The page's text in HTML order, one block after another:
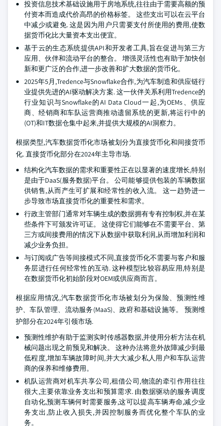
投资信息技术基础设施用于房地系统,往往由于需要高额的预
付资本而造成代价高昂的价格标签。 这些支出可以在云平台
中减少或避免. 这是因为用户只需要支付所使用的费用,使数
据货币化比大量资本支出便宜。
基于云的生态系统提供API和开发者工具,旨在促进与第三方
应用、伙伴和流动平台的整合。 增强灵活性也有助于加快创
新和更广泛的合作,进一步改善和扩大数据的货币化。
2025年5月,Tredence与Snowflake合作,为汽车制造和供应链行
业提供先进的AI驱动解决方案. 这一伙伴关系利用Tredence的
行业知识与Snowflake的AI Data Cloud一起,为OEMs、供应
商、经销商和车队运营商推动遗留系统的更新,将运行中的
(OT)和IT数据仓集中起来,并提供大规模的AI洞察力。
根据类型,汽车数据货币化市场被划分为直接货币化和间接货币
化. 直接货币化部分在2024年主导市场.
结构化汽车数据的需求和重要性正在以显著的速度增长,特别
是由于DaaS(服务数据)平台。 公司能够提供包装的车辆数据
供销售,从而产生可扩展和经常性的收入流。 这一趋势进一
步导致市场直接货币化的重要性和需求。
行政主管部门通常对车辆生成的数据拥有专有控制权,并在某
些条件下可颁发许可证。 这使得它们能够在不需要平台、第
三方或间接费用的情况下从数据中获取利润,从而增加利润和
减少业务负担。
与订阅或广告等间接模式不同,直接货币化不需要与客户和服
务层进行任何经常性的互动. 这种模型比较容易应用,特别是
在数据货币化初始阶段对OEM或供应商而言。
根据应用情况,汽车数据货币化市场被划分为保险、预测性维
护、车队管理、流动服务(MaaS)、政府和基础设施等。 预测维
护部分在2024年引领市场.
预测性维护有助于监测实时传感器数据,并使用分析方法在机
械问题出现之前预见和解决。 这种办法将意外故障减少到最
低程度,增加车辆故障时间,并大大减少私人用户和车队运营
商的保养和维修费用。
机队运营商对机车共享公司,租借公司,物流的牵引作用往往
很大,主要依靠业务支出和预算需求. 由数据驱动的服务调度
自动化,预测车辆何时需要服务,这可以提高车辆寿命,减少业
务支出,防止收入损失,并因控制服务而优化整个车队的业
务。